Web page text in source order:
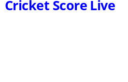
Cricket Score Live